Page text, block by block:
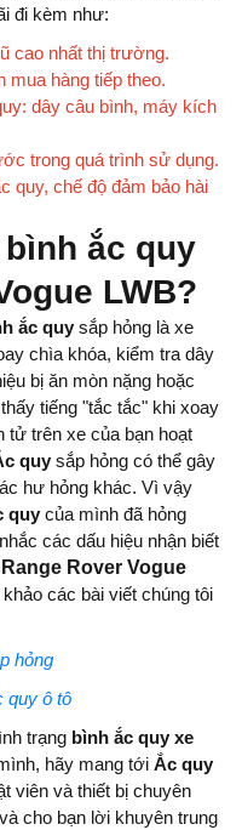
đi kèm như:
cao nhất thị trường.
mua hàng tiếp theo.
dây câu bình, máy kích
trong quá trình sử dụng.
quy, chế độ đảm bảo hài
ắc quy
LWB?
ắc quy sắp hỏng là xe
chìa khóa, kiểm tra dây
bị ăn mòn nặng hoặc
tiếng "tắc tắc" khi xoay
tử trên xe của bạn hoạt
quy sắp hỏng có thể gây
hư hỏng khác. Vì vậy
quy của mình đã hỏng
các dấu hiệu nhận biết
Range Rover Vogue
các bài viết chúng tôi
hỏng
quy ô tô
trạng bình ắc quy xe
hãy mang tới Ắc quy
viên và thiết bị chuyên
cho bạn lời khuyên trung